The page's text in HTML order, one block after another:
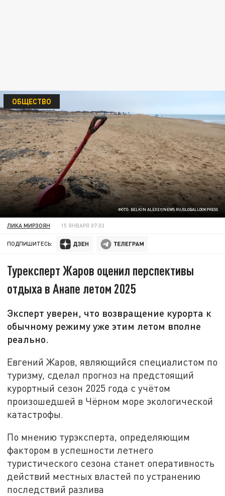
ФОТО: BELKIN ALEXEY/NEWS.RU/GLOBALLOOKPRESS
ОБЩЕСТВО
ЛИКА МИРЗОЯН 15 ЯНВАРЯ 07:03
ПОДПИШИТЕСЬ:
Турексперт Жаров оценил перспективы
отдыха в Анапе летом 2025
Эксперт уверен, что возвращение курорта к
обычному режиму уже этим летом вполне
реально.
Евгений Жаров, являющийся специалистом по
туризму, сделал прогноз на предстоящий
курортный сезон 2025 года с учётом
произошедшей в Чёрном море экологической
катастрофы.
По мнению турэксперта, определяющим
фактором в успешности летнего
туристического сезона станет оперативность
действий местных властей по устранению
последствий разлива